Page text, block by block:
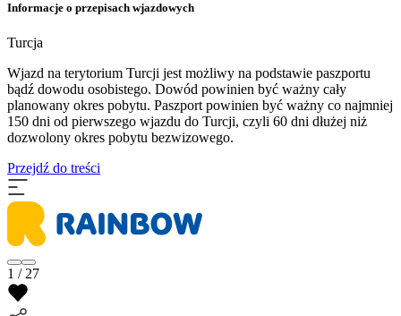
Informacje o przepisach wjazdowych
Turcja
Wjazd na terytorium Turcji jest możliwy na podstawie paszportu
bądź dowodu osobistego. Dowód powinien być ważny cały
planowany okres pobytu. Paszport powinien być ważny co najmniej
150 dni od pierwszego wjazdu do Turcji, czyli 60 dni dłużej niż
dozwolony okres pobytu bezwizowego.
Przejdź do treści
1 / 27